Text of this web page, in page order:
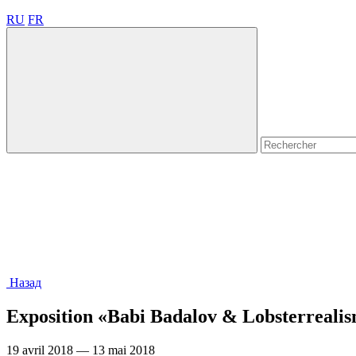
RU FR
Назад
Exposition «Babi Badalov &
19 avril 2018 — 13 mai 2018